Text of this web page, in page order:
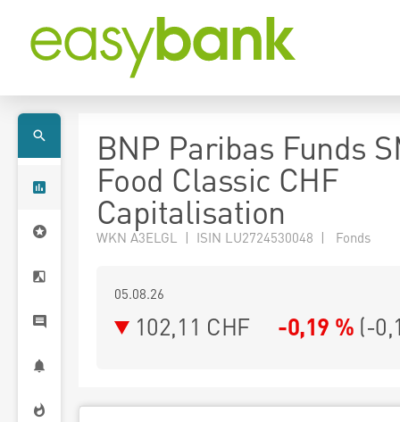
BNP Paribas Funds
Food Classic CHF
Capitalisation
WKN A3ELGL | ISIN LU2724530048 | Fonds
05.08.26
102,11 CHF -0,19 % (-